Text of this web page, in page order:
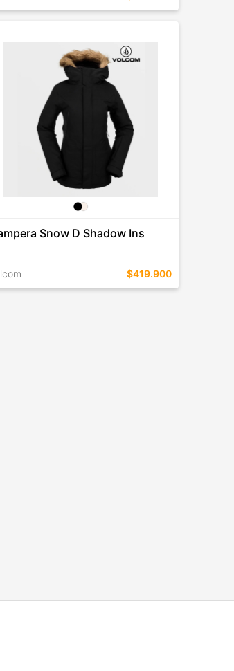
COMPRAR
Snow D Shadow Ins
$419.900